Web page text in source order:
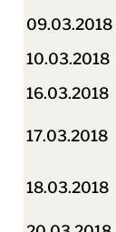
09.03.2018
10.03.2018
16.03.2018
17.03.2018
18.03.2018